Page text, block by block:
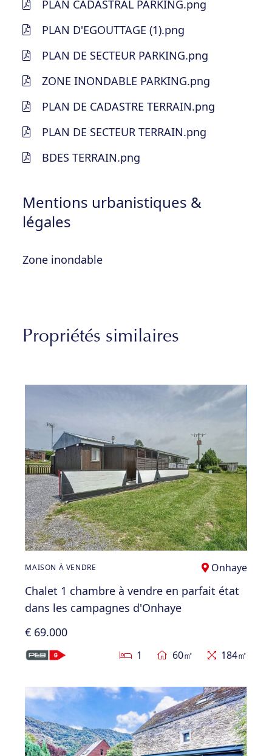
PLAN CADASTRAL PARKING.png
PLAN D'EGOUTTAGE (1).png
PLAN DE SECTEUR PARKING.png
ZONE INONDABLE PARKING.png
PLAN DE CADASTRE TERRAIN.png
PLAN DE SECTEUR TERRAIN.png
BDES TERRAIN.png
Mentions urbanistiques &
légales
Zone inondable
Propriétés similaires
MAISON À VENDRE Onhaye
Chalet 1 chambre à vendre en parfait état
dans les campagnes d'Onhaye
€ 69.000
1 60㎡ 184㎡